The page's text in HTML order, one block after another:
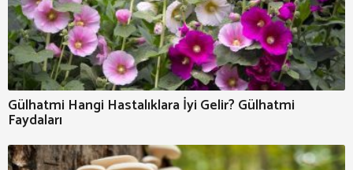
Gülhatmi Hangi Hastalıklara İyi Gelir? Gülhatmi
Faydaları